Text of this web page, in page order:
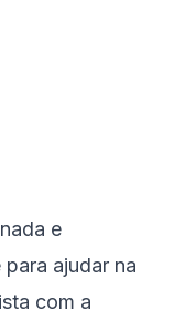
e
ajudar na
com a